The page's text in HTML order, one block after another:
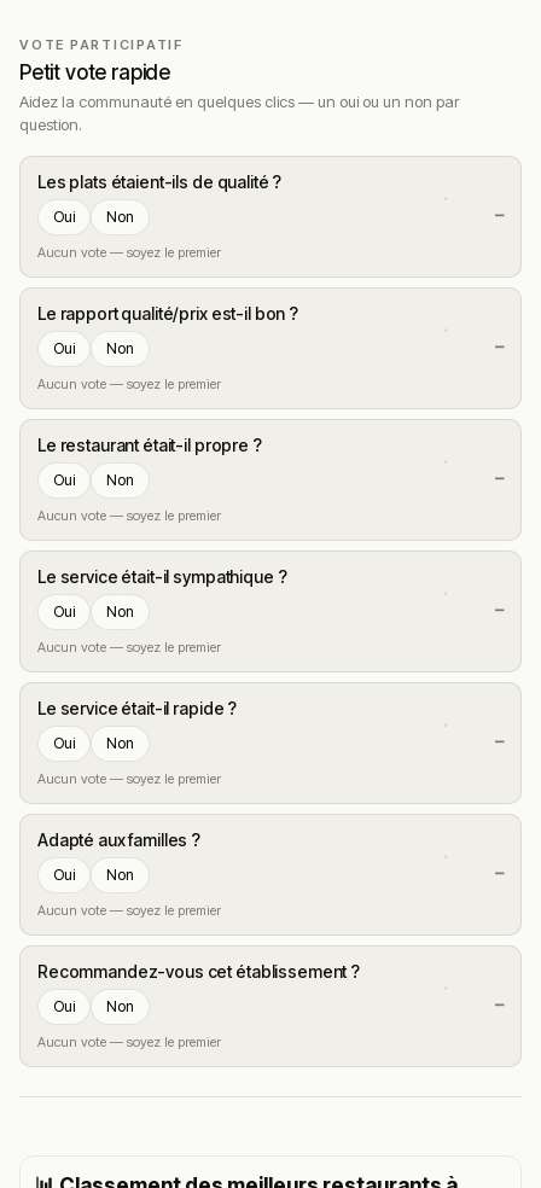
VOTE PARTICIPATIF
Petit vote rapide
Aidez la communauté en quelques clics — un oui ou un non par
question.
Les plats étaient-ils de qualité ?
Oui Non
Aucun vote — soyez le premier
—
Le rapport qualité/prix est-il bon ?
Oui Non
Aucun vote — soyez le premier
—
Le restaurant était-il propre ?
Oui Non
Aucun vote — soyez le premier
—
Le service était-il sympathique ?
Oui Non
Aucun vote — soyez le premier
—
Le service était-il rapide ?
Oui Non
Aucun vote — soyez le premier
—
Adapté aux familles ?
Oui Non
Aucun vote — soyez le premier
—
Recommandez-vous cet établissement ?
Oui Non
Aucun vote — soyez le premier
—